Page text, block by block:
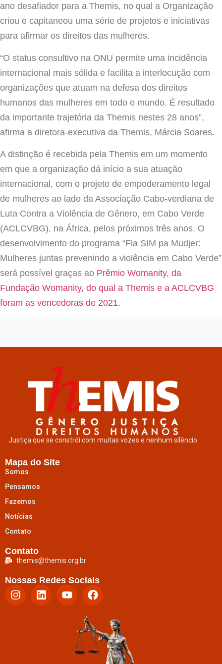
ano desafiador para a Themis, no qual a Organização
criou e capitaneou uma série de projetos e iniciativas
para afirmar os direitos das mulheres.
“O status consultivo na ONU permite uma incidência
internacional mais sólida e facilita a interlocução com
organizações que atuam na defesa dos direitos
humanos das mulheres em todo o mundo. É resultado
da importante trajetória da Themis nestes 28 anos”,
afirma a diretora-executiva da Themis, Márcia Soares.
A distinção é recebida pela Themis em um momento
em que a organização dá início a sua atuação
internacional, com o projeto de empoderamento legal
de mulheres ao lado da Associação Cabo-verdiana de
Luta Contra a Violência de Gênero, em Cabo Verde
(ACLCVBG), na África, pelos próximos três anos. O
desenvolvimento do programa “Fla SIM pa Mudjer:
Mulheres juntas prevenindo a violência em Cabo Verde”
será possível graças ao Prêmio Womanity, da
Fundação Womanity, do qual a Themis e a ACLCVBG
foram as vencedoras de 2021.
Justiça que se constrói com muitas vozes e nenhum silêncio.
Mapa do Site
Somos
Pensamos
Fazemos
Notícias
Contato
Contato
themis@themis.org.br
Nossas Redes Sociais